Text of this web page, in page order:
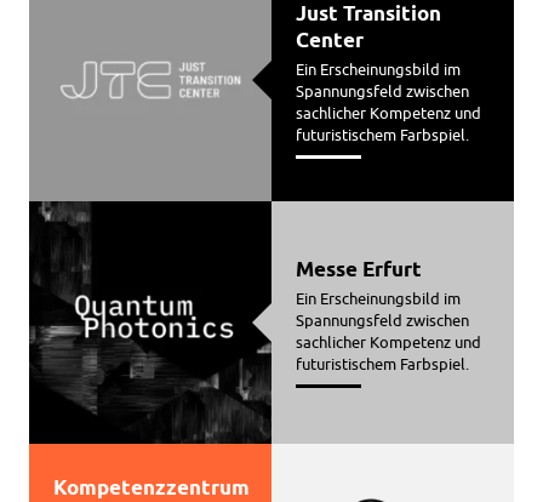
Team
Kontakt
Just Transition
Center
Ein Erscheinungsbild im
Spannungsfeld zwischen
sachlicher Kompetenz und
futuristischem Farbspiel.
Messe Erfurt
Ein Erscheinungsbild im
Spannungsfeld zwischen
sachlicher Kompetenz und
futuristischem Farbspiel.
Kompetenzzentrum